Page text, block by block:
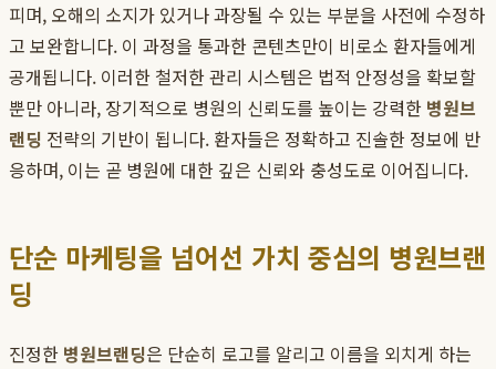
피며, 오해의 소지가 있거나 과장될 수 있는 부분을 사전에 수정하
고 보완합니다. 이 과정을 통과한 콘텐츠만이 비로소 환자들에게
공개됩니다. 이러한 철저한 관리 시스템은 법적 안정성을 확보할
뿐만 아니라, 장기적으로 병원의 신뢰도를 높이는 강력한 병원브
랜딩 전략의 기반이 됩니다. 환자들은 정확하고 진솔한 정보에 반
응하며, 이는 곧 병원에 대한 깊은 신뢰와 충성도로 이어집니다.
단순 마케팅을 넘어선 가치 중심의 병원브랜
딩
진정한 병원브랜딩은 단순히 로고를 알리고 이름을 외치게 하는